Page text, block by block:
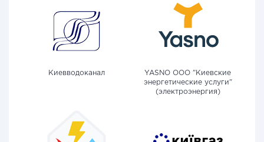
Киевводоканал
YASNO OOO "Киевские
энергетические услуги"
(электроэнергия)